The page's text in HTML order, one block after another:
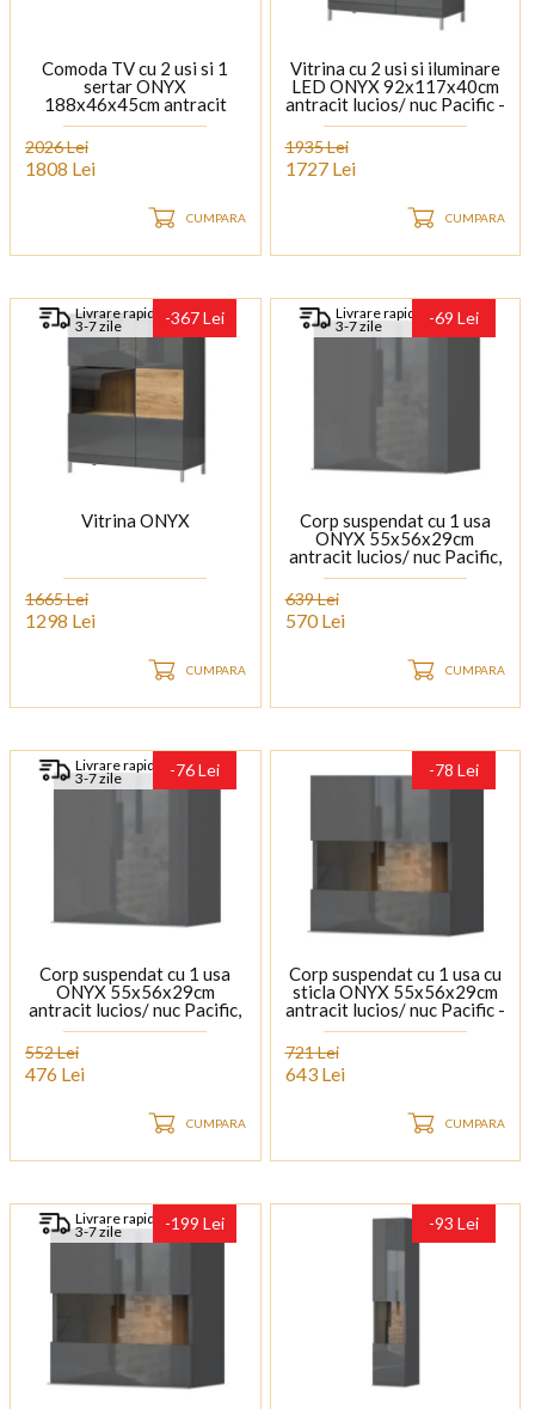
Comoda TV cu 2 usi si 1
sertar ONYX
188x46x45cm antracit
lucios/ nuc Pacific, manere
si picioare crom
2026 Lei
1808 Lei
CUMPARA
Vitrina cu 2 usi si iluminare
LED ONYX 92x117x40cm
antracit lucios/ nuc Pacific -
sticla, manere si picioare
1935 Lei
1727 Lei
CUMPARA
Livrare rapida
3-7 zile -367 Lei
Vitrina ONYX
1665 Lei
1298 Lei
CUMPARA
Livrare rapida
3-7 zile -69 Lei
Corp suspendat cu 1 usa
ONYX 55x56x29cm
antracit lucios/ nuc Pacific,
maner crom
639 Lei
570 Lei
CUMPARA
Livrare rapida
3-7 zile -76 Lei
Corp suspendat cu 1 usa
ONYX 55x56x29cm
antracit lucios/ nuc Pacific,
maner crom
552 Lei
476 Lei
CUMPARA
-78 Lei
Corp suspendat cu 1 usa cu
sticla ONYX 55x56x29cm
antracit lucios/ nuc Pacific -
sticla, maner crom
721 Lei
643 Lei
CUMPARA
Livrare rapida
3-7 zile -199 Lei -93 Lei